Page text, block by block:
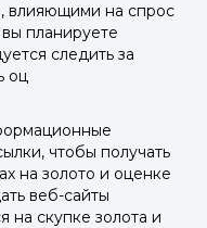
влияющими на спрос
планируете
следить за
оц
чтобы получать
на золото и оценке
веб-сайты
на скупке золота и